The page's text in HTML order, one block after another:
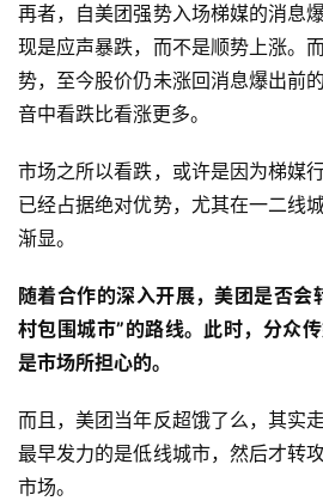
再者，自美团强势入场梯媒的消息
现是应声暴跌，而不是顺势上涨。
势，至今股价仍未涨回消息爆出前
音中看跌比看涨更多。
市场之所以看跌，或许是因为梯媒
已经占据绝对优势，尤其在一二线
渐显。
随着合作的深入开展，美团是否会
村包围城市”的路线。此时，分众
是市场所担心的。
而且，美团当年反超饿了么，其实
最早发力的是低线城市，然后才转
市场。